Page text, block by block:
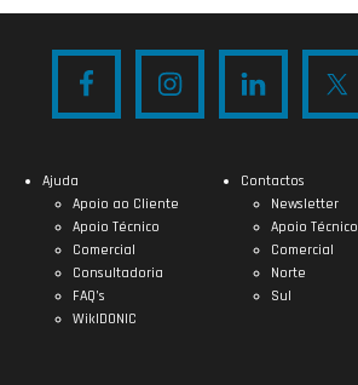
Ajuda
Apoio ao Cliente
Apoio Técnico
Comercial
Consultadoria
FAQ’s
WikIDONIC
Contactos
Newsletter
Apoio Técnico
Comercial
Norte
Sul